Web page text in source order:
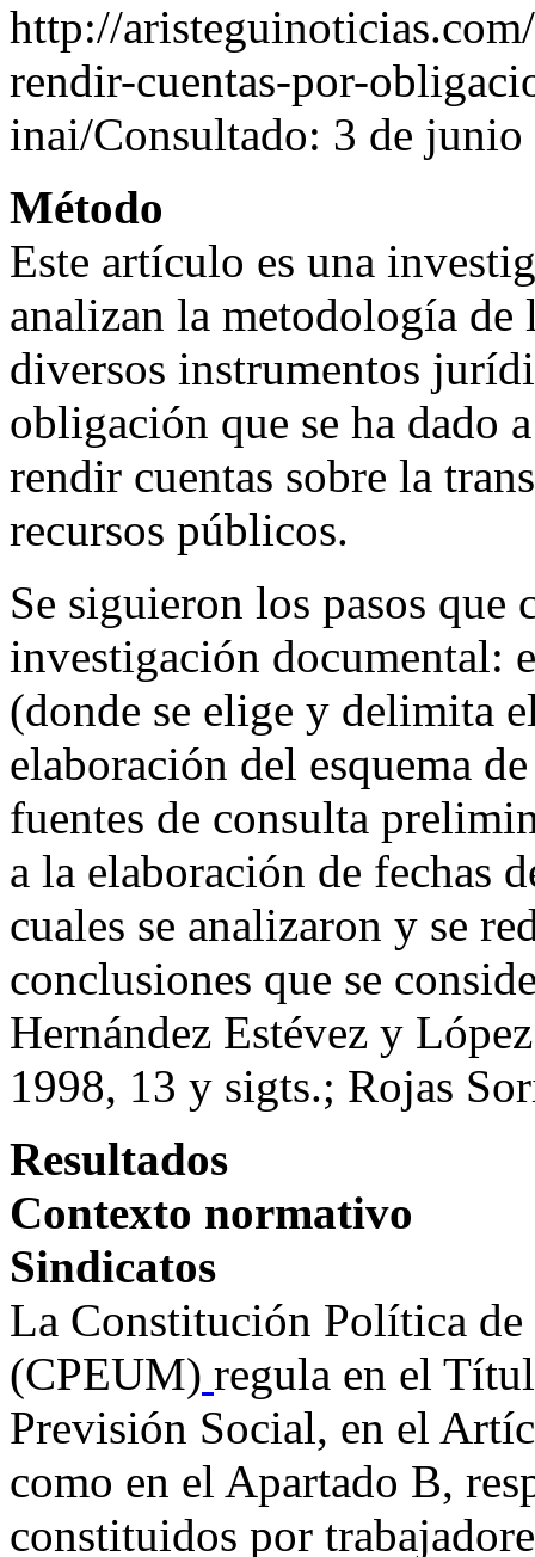
http://
rendir-cuentas-por-
inai/Consultado: 3 de junio
Método
Este artículo es una
analizan la metodología
diversos instrumentos
obligación que se ha dado
rendir cuentas sobre la
recursos públicos.
Se siguieron los pasos que
investigación documental:
(donde se elige y delimita
elaboración del esquema
fuentes de consulta
a la elaboración de fechas
cuales se analizaron y se
conclusiones que se
Hernández Estévez y
1998, 13 y sigts.; Rojas
Resultados
Contexto normativo
Sindicatos
La Constitución Política
(CPEUM) regula en el
Previsión Social, en el
como en el Apartado B,
constituidos por